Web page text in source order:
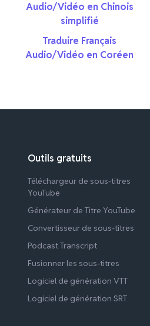
Audio/Vidéo en Chinois
simplifié
Traduire Français
Audio/Vidéo en Coréen
Outils gratuits
Téléchargeur de sous-titres
YouTube
Générateur de Titre YouTube
Convertisseur de sous-titres
Podcast Transcript
Fusionner les sous-titres
Logiciel de génération VTT
Logiciel de génération SRT